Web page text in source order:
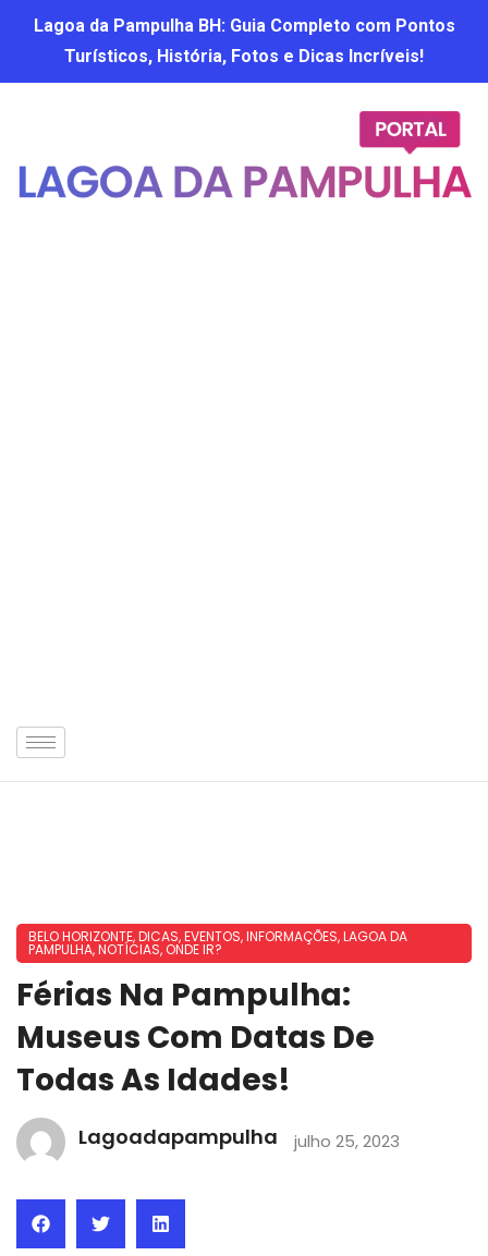
Lagoa da Pampulha BH: Guia Completo com Pontos
Turísticos, História, Fotos e Dicas Incríveis!
BELO HORIZONTE,DICAS,EVENTOS,INFORMAÇÕES,LAGOA DA
PAMPULHA,NOTÍCIAS, ONDE IR?
Férias Na Pampulha:
Museus Com Datas De
Todas As Idades!
Lagoadapampulha julho 25, 2023